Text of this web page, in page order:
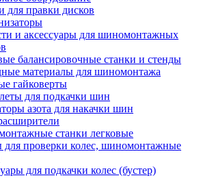
для правки дисков
и аксессуары для шиномонтажных
балансировочные станки и стенды
материалы для шиномонтажа
гайковерты
для подкачки шин
азота для накачки шин
станки легковые
проверки колес, шиномонтажные
для подкачки колес (бустер)